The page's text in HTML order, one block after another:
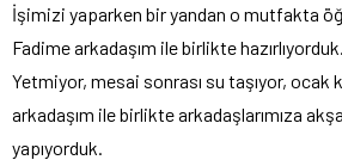
İşimizi yaparken bir yandan o mutfakta
Fadime arkadaşım ile birlikte hazırlıyorduk.
Yetmiyor, mesai sonrası su taşıyor, ocak
arkadaşım ile birlikte arkadaşlarımıza
yapıyorduk.